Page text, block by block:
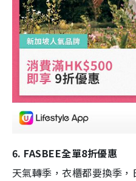
6. FASBEE全單8折優惠
天氣轉季，衣櫃都要換季，